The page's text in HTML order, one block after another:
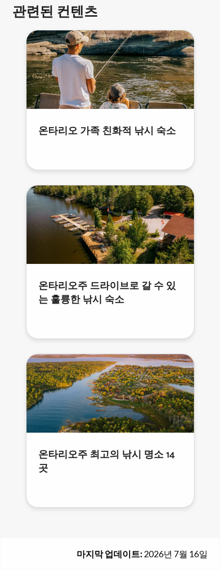
관련된 컨텐츠
온타리오 가족 친화적 낚시 숙소
온타리오주 드라이브로 갈 수 있
는 훌륭한 낚시 숙소
온타리오주 최고의 낚시 명소 14
곳
마지막 업데이트: 2026년 7월 16일